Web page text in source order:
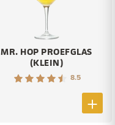
MR. HOP PROEFGLAS
(KLEIN)
8.5